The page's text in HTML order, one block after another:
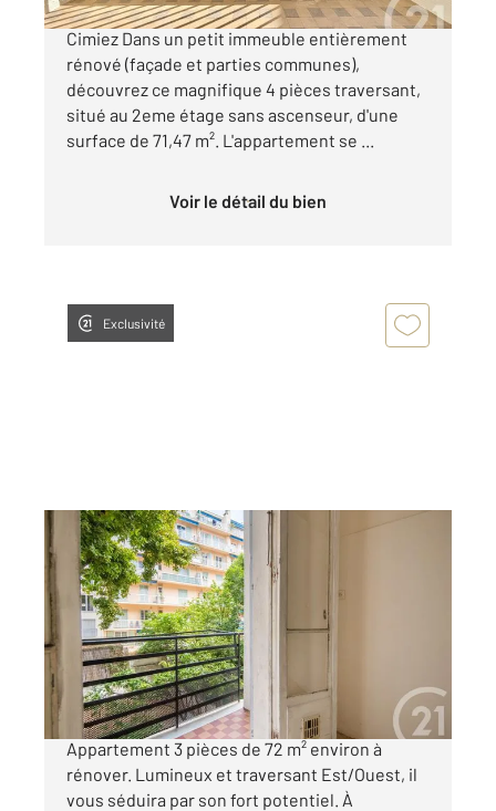
Nice Bas Cimiez / Avenue des Arènes de
Cimiez Dans un petit immeuble entièrement
rénové (façade et parties communes),
découvrez ce magnifique 4 pièces traversant,
situé au 2eme étage sans ascenseur, d'une
surface de 71,47 m². L'appartement se ...
Voir le détail du bien
Exclusivité
NICE 06
72,42 m2, 3 pièces
Ref : 2241
Appartement F3 à vendre
362 000 €
NICE - QUARTIER DES MUSICIENS
Appartement 3 pièces de 72 m² environ à
rénover. Lumineux et traversant Est/Ouest, il
vous séduira par son fort potentiel. À